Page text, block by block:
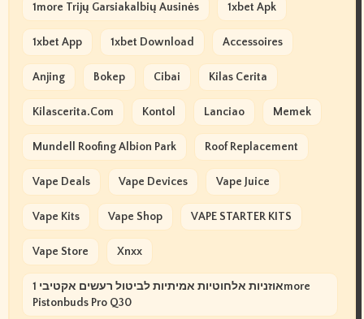
1more Trijų Garsiakalbių Ausinės 1xbet Apk
1xbet App 1xbet Download Accessoires
Anjing Bokep Cibai Kilas Cerita
Kilascerita.com Kontol Lanciao Memek
Mundell Roofing Albion Park Roof Replacement
Vape Deals Vape Devices Vape Juice
Vape Kits Vape Shop VAPE STARTER KITS
Vape Store Xnxx
אוזניות אלחוטיות אמיתיות לביטול רעשים אקטיבי 1more
Pistonbuds Pro Q30